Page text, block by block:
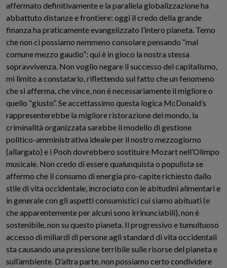
affermato definitivamente e la parallela globalizzazione ha
abbattuto distanze e frontiere: oggi il credo della grande
finanza ha praticamente evangelizzato l’intero pianeta. Temo
che non ci possiamo nemmeno consolare pensando “mal
comune mezzo gaudio”: qui è in gioco la nostra stessa
sopravvivenza. Non voglio negare il successo del capitalismo,
mi limito a constatarlo, riflettendo sul fatto che un fenomeno
che si afferma, che vince, non è necessariamente il migliore o
quello “giusto”. Se accettassimo questa logica McDonald’s
rappresenterebbe la migliore ristorazione del mondo, la
criminalità organizzata sarebbe il modello di gestione
politico-amministrativa ideale per il nostro mezzogiorno
(allargato) e i Pooh dovrebbero sostituire Mozart nell’Olimpo
musicale. Non credo di essere qualunquista o populista se
affermo che il consumo di energia pro-capite richiesto dallo
stile di vita occidentale, incrociato con le abitudini alimentari e
in generale con gli aspetti consumistici cui siamo abituati (e
che apparentemente per alcuni sono irrinunciabili), non è
sostenibile, non su questo pianeta. Il progressivo e tumultuoso
accesso di miliardi di persone agli standard di vita occidentali
sta causando una pressione terribile sulle risorse del pianeta e
sull’ambiente. D’altra parte, non possiamo certo condividere